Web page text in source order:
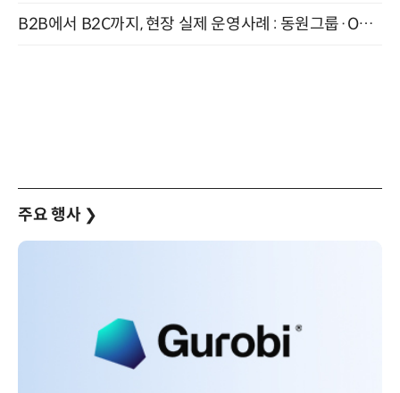
B2B에서 B2C까지, 현장 실제 운영사례 : 동원그룹·OCI·다이닝브랜즈그룹·당근 (8/27)
주요 행사 ❯